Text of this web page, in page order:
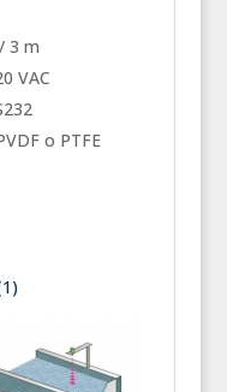
3 m
VAC
o PTFE